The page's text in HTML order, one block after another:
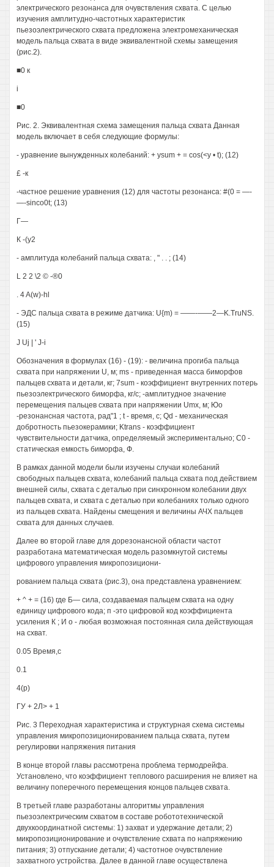
электрического резонанса для очувствления схвата. С целью
изучения амплитудно-частотных характеристик
пьезоэлектрического схвата предложена электромеханическая
модель пальца схвата в виде эквивалентной схемы замещения
(рис.2).
■0 к
i
■0
Рис. 2. Эквивалентная схема замещения пальца схвата Данная
модель включает в себя следующие формулы:
- уравнение вынужденных колебаний: + ysum + = cos(<y • t); (12)
£ -к
-частное решение уравнения (12) для частоты резонанса: #(0 = —-
—-sinco0t; (13)
Г—
К -(у2
- амплитуда колебаний пальца схвата: , " . . ; (14)
L 2 2 \2 © -®0
. 4 A(w)-hl
- ЭДС пальца схвата в режиме датчика: U{m) = ——-——2—K.TruNS.
(15)
J Uj | ' J-i
Обозначения в формулах (16) - (19): - величина прогиба пальца
схвата при напряжении U, м; ms - приведенная масса биморфов
пальцев схвата и детали, кг; 7sum - коэффициент внутренних потерь
пьезоэлектрического биморфа, кг/с; -амплитудное значение
перемещения пальцев схвата при напряжении Umx, м; Юо
-резонансная частота, рад"1 ; t - время, с; Qd - механическая
добротность пьезокерамики; Ktrans - коэффициент
чувствительности датчика, определяемый экспериментально; С0 -
статическая емкость биморфа, Ф.
В рамках данной модели были изучены случаи колебаний
свободных пальцев схвата, колебаний пальца схвата под действием
внешней силы, схвата с деталью при синхронном колебании двух
пальцев схвата, и схвата с деталью при колебаниях только одного
из пальцев схвата. Найдены смещения и величины АЧХ пальцев
схвата для данных случаев.
Далее во второй главе для дорезонансной области частот
разработана математическая модель разомкнутой системы
цифрового управления микропозициони-
рованием пальца схвата (рис.3), она представлена уравнением:
+ ^ + = (16) где Б— сила, создаваемая пальцем схвата на одну
единицу цифрового кода; п -это цифровой код коэффициента
усиления К ; И о - любая возможная постоянная сила действующая
на схват.
0.05 Время,с
0.1
4(р)
ГУ + 2Л> + 1
Рис. 3 Переходная характеристика и структурная схема системы
управления микропозиционированием пальца схвата, путем
регулировки напряжения питания
В конце второй главы рассмотрена проблема термодрейфа.
Установлено, что коэффициент теплового расширения не влияет на
величину поперечного перемещения концов пальцев схвата.
В третьей главе разработаны алгоритмы управления
пьезоэлектрическим схватом в составе робототехнической
двухкоординатной системы: 1) захват и удержание детали; 2)
микропозиционирование и очувствление схвата по напряжению
питания; 3) отпускание детали; 4) частотное очувствление
захватного устройства. Далее в данной главе осуществлена